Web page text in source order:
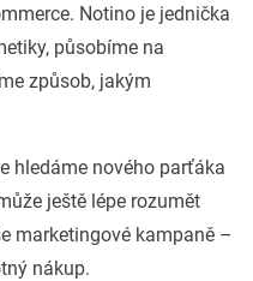
Notino je jednička
působíme na
způsob, jakým
hledáme nového parťáka
ještě lépe rozumět
marketingové kampaně –
nákup.